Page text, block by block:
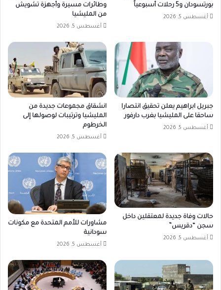
بورتسودان و5 رحلات أسبوعياً
أغسطس 5, 2026
وطائرات مسيرة وأجهزة تشويش
من المليشيا
أغسطس 5, 2026
جبريل ابراهيم يعلن تحقيق انتصارا
ساحقا على المليشيا بغرب دارفور
أغسطس 5, 2026
انشقاق مجموعات جديدة من
المليشيا وترتيبات لوصولها إلى
الخرطوم
أغسطس 5, 2026
حالات وفاة جديدة لمعتقلين داخل
سجن “دقريس”
أغسطس 5, 2026
مشاورات للأمم المتحدة مع مكونات
سودانية
أغسطس 5, 2026